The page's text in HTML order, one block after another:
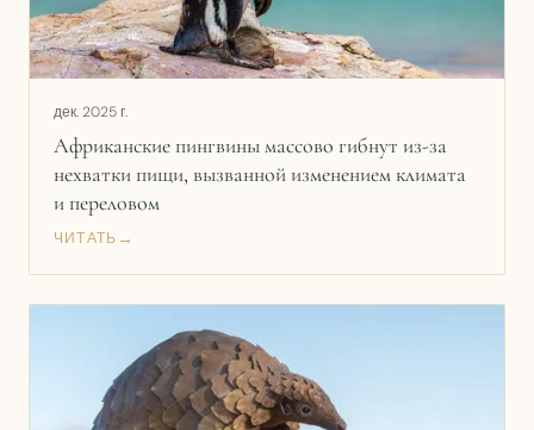
дек. 2025 г.
Африканские пингвины массово гибнут из-за
нехватки пищи, вызванной изменением климата
и переловом
ЧИТАТЬ →